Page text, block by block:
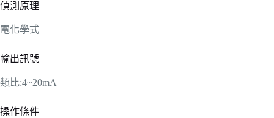
偵測原理
電化學式
輸出訊號
類比:4~20mA
操作條件